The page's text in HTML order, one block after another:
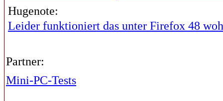
Hugenote:
Leider funktioniert das unter Firefox 48
Partner:
Mini-PC-Tests